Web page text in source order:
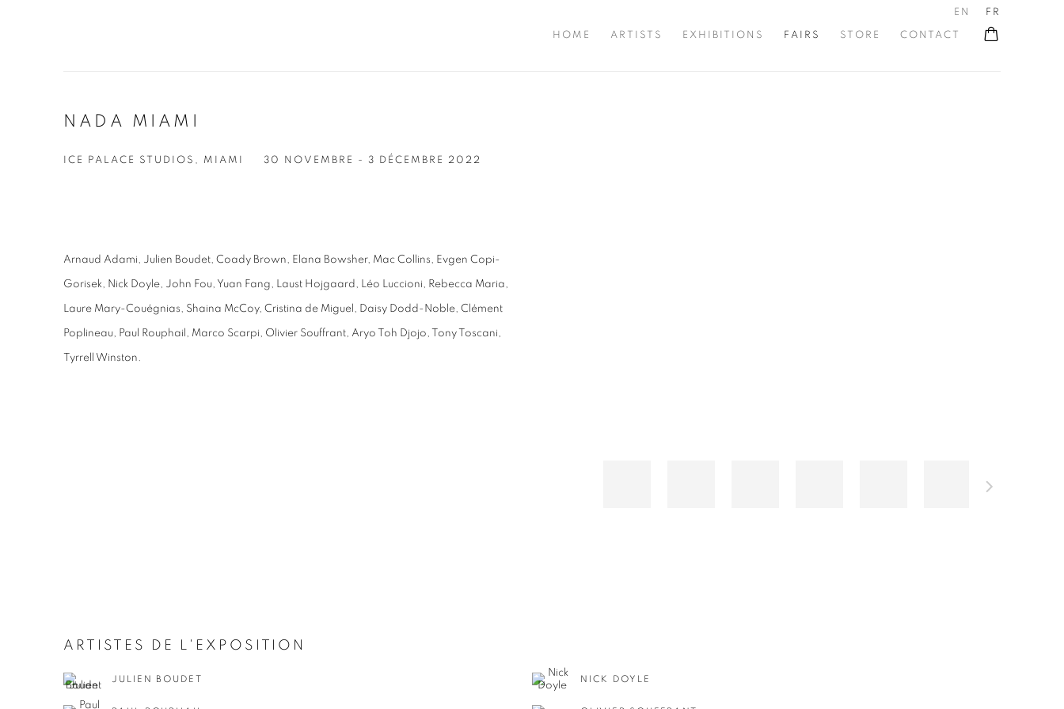
HOME ARTISTS EXHIBITIONS FAIRS STORE CONTACT
EN FR
NADA MIAMI
ICE PALACE STUDIOS, MIAMI 30 NOVEMBRE - 3 DÉCEMBRE 2022
Arnaud Adami, Julien Boudet, Coady Brown, Elana Bowsher, Mac Collins, Evgen Copi-
Gorisek, Nick Doyle, John Fou, Yuan Fang, Laust Hojgaard, Léo Luccioni, Rebecca Maria,
Laure Mary-Couégnias, Shaina McCoy, Cristina de Miguel, Daisy Dodd-Noble, Clément
Poplineau, Paul Rouphail, Marco Scarpi, Olivier Souffrant, Aryo Toh Djojo, Tony Toscani,
Tyrrell Winston.
ARTISTES DE L'EXPOSITION
JULIEN BOUDET NICK DOYLE